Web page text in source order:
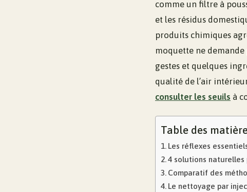
comme un filtre à
et les résidus
produits chimiques
moquette ne demande
gestes et quelques
qualité de l’air
consulter les seuils à
Table des
Les réflexes
4 solutions
Comparatif des
Le nettoyage par